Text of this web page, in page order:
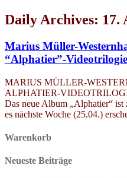
Daily Archives: 17.
Marius Müller-
“Alphatier”-
MARIUS MÜLLER-
ALPHATIER-
Das neue Album „Alphatier“ ist
es nächste Woche (25.04.)
Warenkorb
Neueste Beiträge